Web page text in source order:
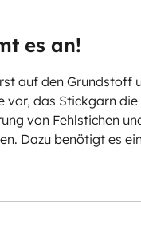
es an!
auf den
das Stickgarn
von Fehlstichen
Dazu benötigt es